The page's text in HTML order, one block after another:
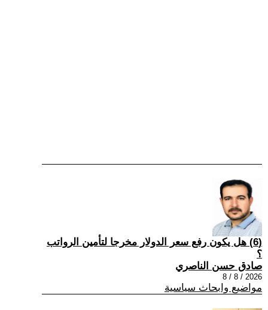
(6) هل يكون رفع سعر الدولار مخرجا لتأمين الرواتب
؟
صادق حسن الناصري
2026 / 8 / 8
مواضيع وابحاث سياسية